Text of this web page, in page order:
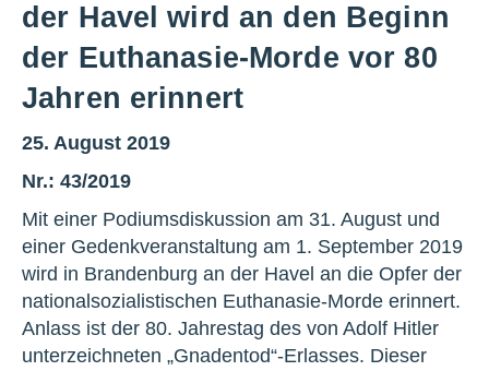
der Havel wird an den Beginn
der Euthanasie-Morde vor 80
Jahren erinnert
25. August 2019
Nr.: 43/2019
Mit einer Podiumsdiskussion am 31. August und
einer Gedenkveranstaltung am 1. September 2019
wird in Brandenburg an der Havel an die Opfer der
nationalsozialistischen Euthanasie-Morde erinnert.
Anlass ist der 80. Jahrestag des von Adolf Hitler
unterzeichneten „Gnadentod“-Erlasses. Dieser